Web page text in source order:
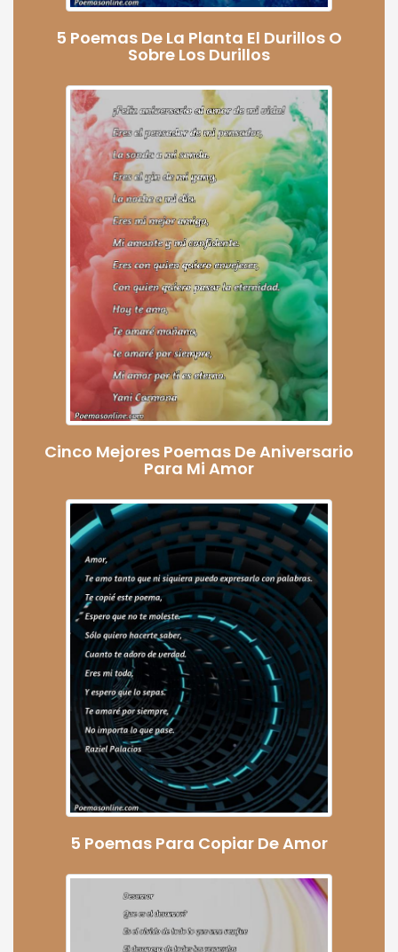
5 Poemas De La Planta El Durillos O
Sobre Los Durillos
Cinco Mejores Poemas De Aniversario
Para Mi Amor
5 Poemas Para Copiar De Amor